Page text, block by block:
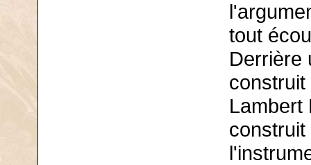
tout
Derrière
construit
Lambert